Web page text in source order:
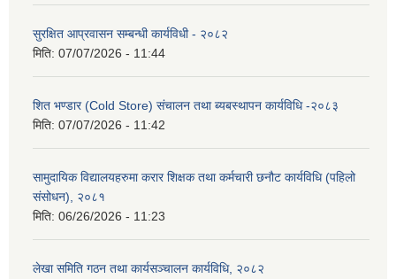
सुरक्षित आप्रवासन सम्बन्धी कार्यविधी - २०८२
मिति: 07/07/2026 - 11:44
शित भण्डार (Cold Store) संचालन तथा ब्यबस्थापन कार्यविधि -२०८३
मिति: 07/07/2026 - 11:42
सामुदायिक विद्यालयहरुमा करार शिक्षक तथा कर्मचारी छनौट कार्यविधि (पहिलो
संसोधन), २०८१
मिति: 06/26/2026 - 11:23
लेखा समिति गठन तथा कार्यसञ्चालन कार्यविधि, २०८२